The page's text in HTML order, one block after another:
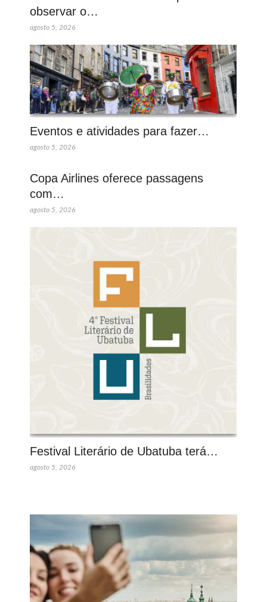
observar o…
agosto 5, 2026
Eventos e atividades para fazer…
agosto 5, 2026
Copa Airlines oferece passagens
com…
agosto 5, 2026
Festival Literário de Ubatuba terá…
agosto 5, 2026